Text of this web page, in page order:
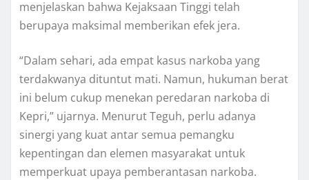
menjelaskan bahwa Kejaksaan Tinggi telah
berupaya maksimal memberikan efek jera.
“Dalam sehari, ada empat kasus narkoba yang
terdakwanya dituntut mati. Namun, hukuman berat
ini belum cukup menekan peredaran narkoba di
Kepri,” ujarnya. Menurut Teguh, perlu adanya
sinergi yang kuat antar semua pemangku
kepentingan dan elemen masyarakat untuk
memperkuat upaya pemberantasan narkoba.